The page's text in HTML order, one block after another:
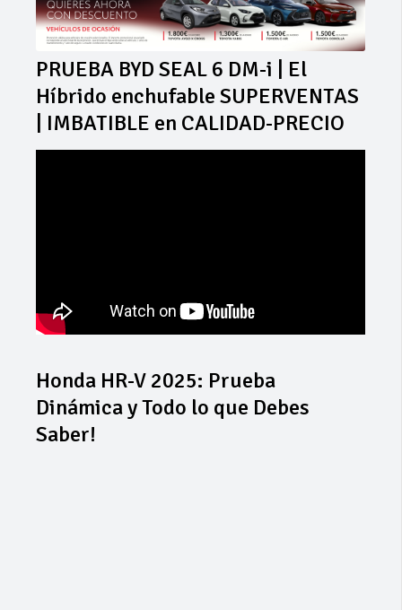
PRUEBA BYD SEAL 6 DM-i | El
Híbrido enchufable SUPERVENTAS
| IMBATIBLE en CALIDAD-PRECIO
Honda HR-V 2025: Prueba
Dinámica y Todo lo que Debes
Saber!